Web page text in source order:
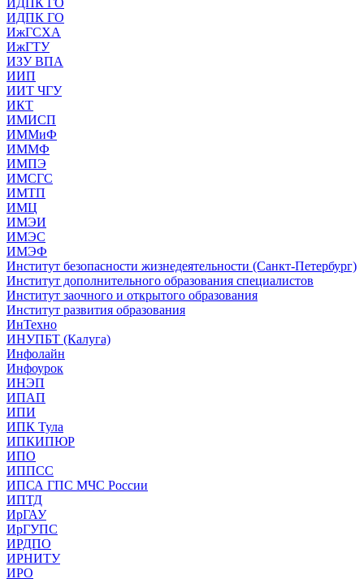
ИДПК ГО
ИжГСХА
ИжГТУ
ИЗУ ВПА
ИИП
ИИТ ЧГУ
ИКТ
ИМИСП
ИММиФ
ИММФ
ИМПЭ
ИМСГС
ИМТП
ИМЦ
ИМЭИ
ИМЭС
ИМЭФ
Институт безопасности жизнедеятельности (Санкт-Петербург)
Институт дополнительного образования специалистов
Институт заочного и открытого образования
Институт развития образования
ИнТехно
ИНУПБТ (Калуга)
Инфолайн
Инфоурок
ИНЭП
ИПАП
ИПИ
ИПК Тула
ИПКИПЮР
ИПО
ИППСС
ИПСА ГПС МЧС России
ИПТД
ИрГАУ
ИрГУПС
ИРДПО
ИРНИТУ
ИРО